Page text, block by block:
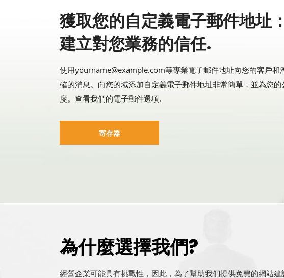
獲取您的自定義電子郵件地址：
建立對您業務的信任.
使用yourname@example.com等專業電子郵件地址向您的客戶和
確的消息。向您的域添加自定義電子郵件地址非常簡單，並為您
度。查看我們的電子郵件選項.
寄存器
為什麼選擇我們?
經營企業可能具有挑戰性，因此，為了幫助我們提供免費的網站